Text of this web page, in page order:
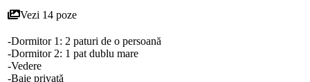
Vezi 14 poze
-Dormitor 1: 2 paturi de o persoană
-Dormitor 2: 1 pat dublu mare
-Vedere
-Baie privată